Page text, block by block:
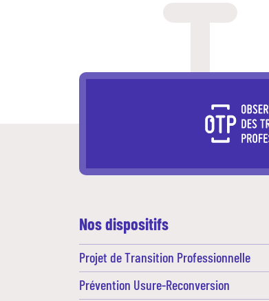
Nos dispositifs
Projet de Transition Professionnelle
Prévention Usure-Reconversion